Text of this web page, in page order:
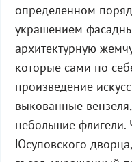
определенном
украшением
архитектурную
которые сами по
произведение
выкованные
небольшие флигели.
Юсуповского